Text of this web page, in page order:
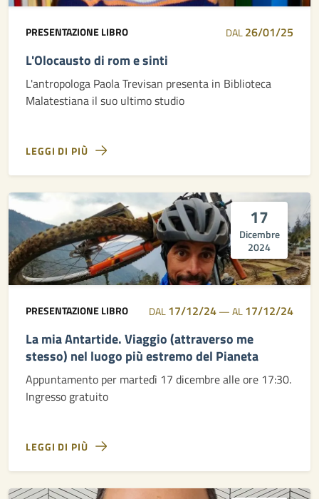
PRESENTAZIONE LIBRO DAL26/01/25
L'Olocausto di rom e sinti
L'antropologa Paola Trevisan presenta in Biblioteca
Malatestiana il suo ultimo studio
LEGGI DI PIÙ
17
Dicembre
2024
PRESENTAZIONE LIBRO DAL17/12/24—AL17/12/24
La mia Antartide. Viaggio (attraverso me
stesso) nel luogo più estremo del Pianeta
Appuntamento per martedì 17 dicembre alle ore 17:30.
Ingresso gratuito
LEGGI DI PIÙ